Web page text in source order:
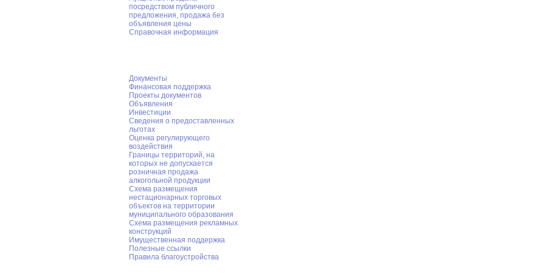
объявления цены
Справочная информация
Предпринимательство
Проекты документов
Объявления
Инвестиции
Сведения о предоставленных
льготах
Оценка регулирующего
воздействия
Границы территорий, на
которых не допускается
розничная продажа
алкогольной продукции
Схема размещения
нестационарных торговых
объектов на территории
муниципального образования
Схема размещения рекламных
конструкций
Имущественная поддержка
Полезные ссылки
Правила благоустройства
Великая Победа